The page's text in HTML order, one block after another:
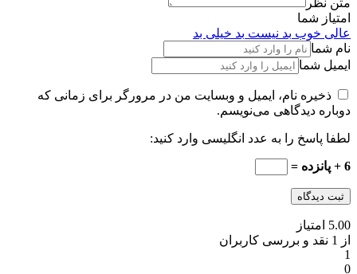
امتیاز شما
عالی خوب بد نیست بد خیلی بد
نام شما
ایمیل شما
ذخیره نام، ایمیل و وبسایت من در مرورگر برای زمانی که
دوباره دیدگاهی می‌نویسم.
لطفا پاسخ را به عدد انگلیسی وارد کنید:
6 + پانزده =
5.00 امتیاز
از 1 نقد و بررسی کاربران
1
0